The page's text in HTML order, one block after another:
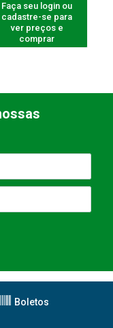
Faça seu login ou
cadastre-se para
ver preços e
comprar
Boletos